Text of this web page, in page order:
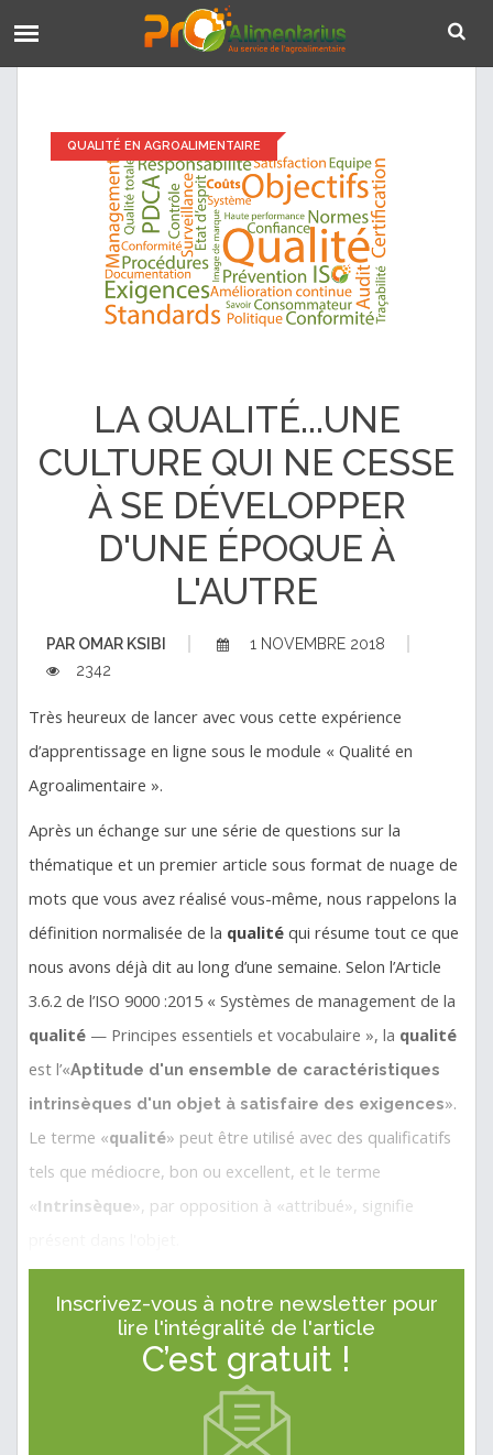
QUALITÉ EN AGROALIMENTAIRE
LA QUALITÉ...UNE
CULTURE QUI NE CESSE
À SE DÉVELOPPER
D'UNE ÉPOQUE À
L'AUTRE
PAROMAR KSIBI
1 NOVEMBRE 2018
2342
Très heureux de lancer avec vous cette expérience
d’apprentissage en ligne sous le module « Qualité en
Agroalimentaire ».
Après un échange sur une série de questions sur la
thématique et un premier article sous format de nuage de
mots que vous avez réalisé vous-même, nous rappelons la
définition normalisée de la qualité qui résume tout ce que
nous avons déjà dit au long d’une semaine. Selon l’Article
3.6.2 de l’ISO 9000 :2015 « Systèmes de management de la
qualité — Principes essentiels et vocabulaire », la qualité
est l’«Aptitude d'un ensemble de caractéristiques
intrinsèques d'un objet à satisfaire des exigences».
Le terme «qualité» peut être utilisé avec des qualificatifs
tels que médiocre, bon ou excellent, et le terme
«Intrinsèque», par opposition à «attribué», signifie
Inscrivez-vous à notre newsletter pour
lire l'intégralité de l'article
C’est gratuit !